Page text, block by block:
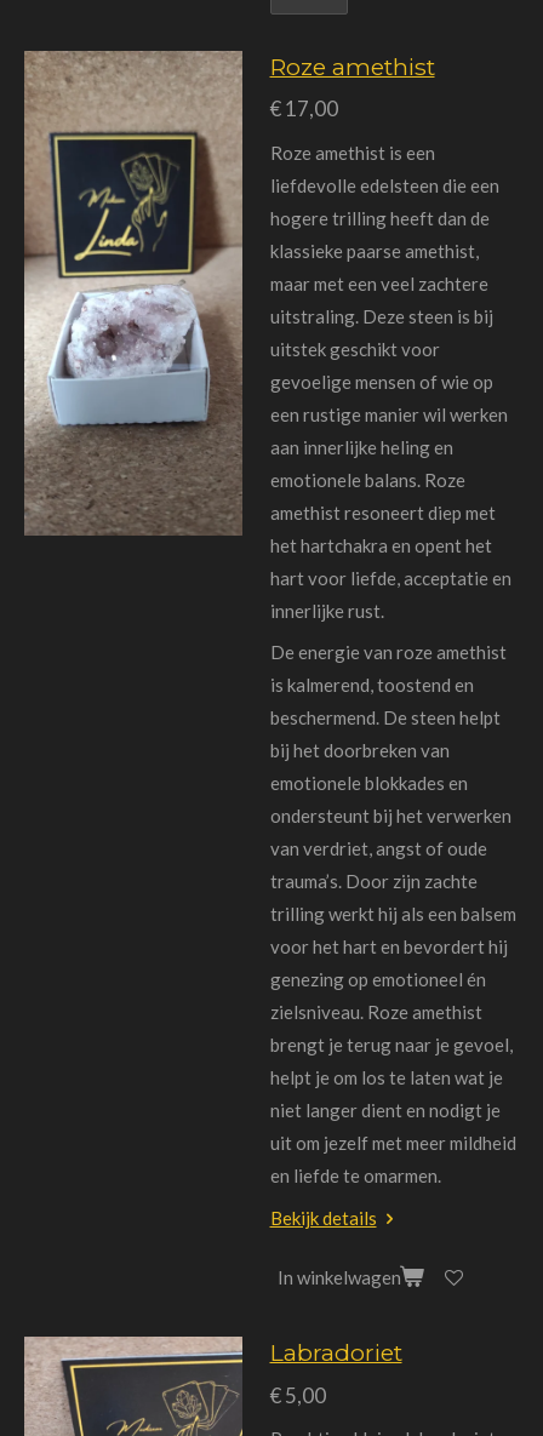
Roze amethist
€ 17,00
Roze amethist is een
liefdevolle edelsteen die een
hogere trilling heeft dan de
klassieke paarse amethist,
maar met een veel zachtere
uitstraling. Deze steen is bij
uitstek geschikt voor
gevoelige mensen of wie op
een rustige manier wil werken
aan innerlijke heling en
emotionele balans. Roze
amethist resoneert diep met
het hartchakra en opent het
hart voor liefde, acceptatie en
innerlijke rust.
De energie van roze amethist
is kalmerend, toostend en
beschermend. De steen helpt
bij het doorbreken van
emotionele blokkades en
ondersteunt bij het verwerken
van verdriet, angst of oude
trauma’s. Door zijn zachte
trilling werkt hij als een balsem
voor het hart en bevordert hij
genezing op emotioneel én
zielsniveau. Roze amethist
brengt je terug naar je gevoel,
helpt je om los te laten wat je
niet langer dient en nodigt je
uit om jezelf met meer mildheid
en liefde te omarmen.
Bekijk details
In winkelwagen
Labradoriet
€ 5,00